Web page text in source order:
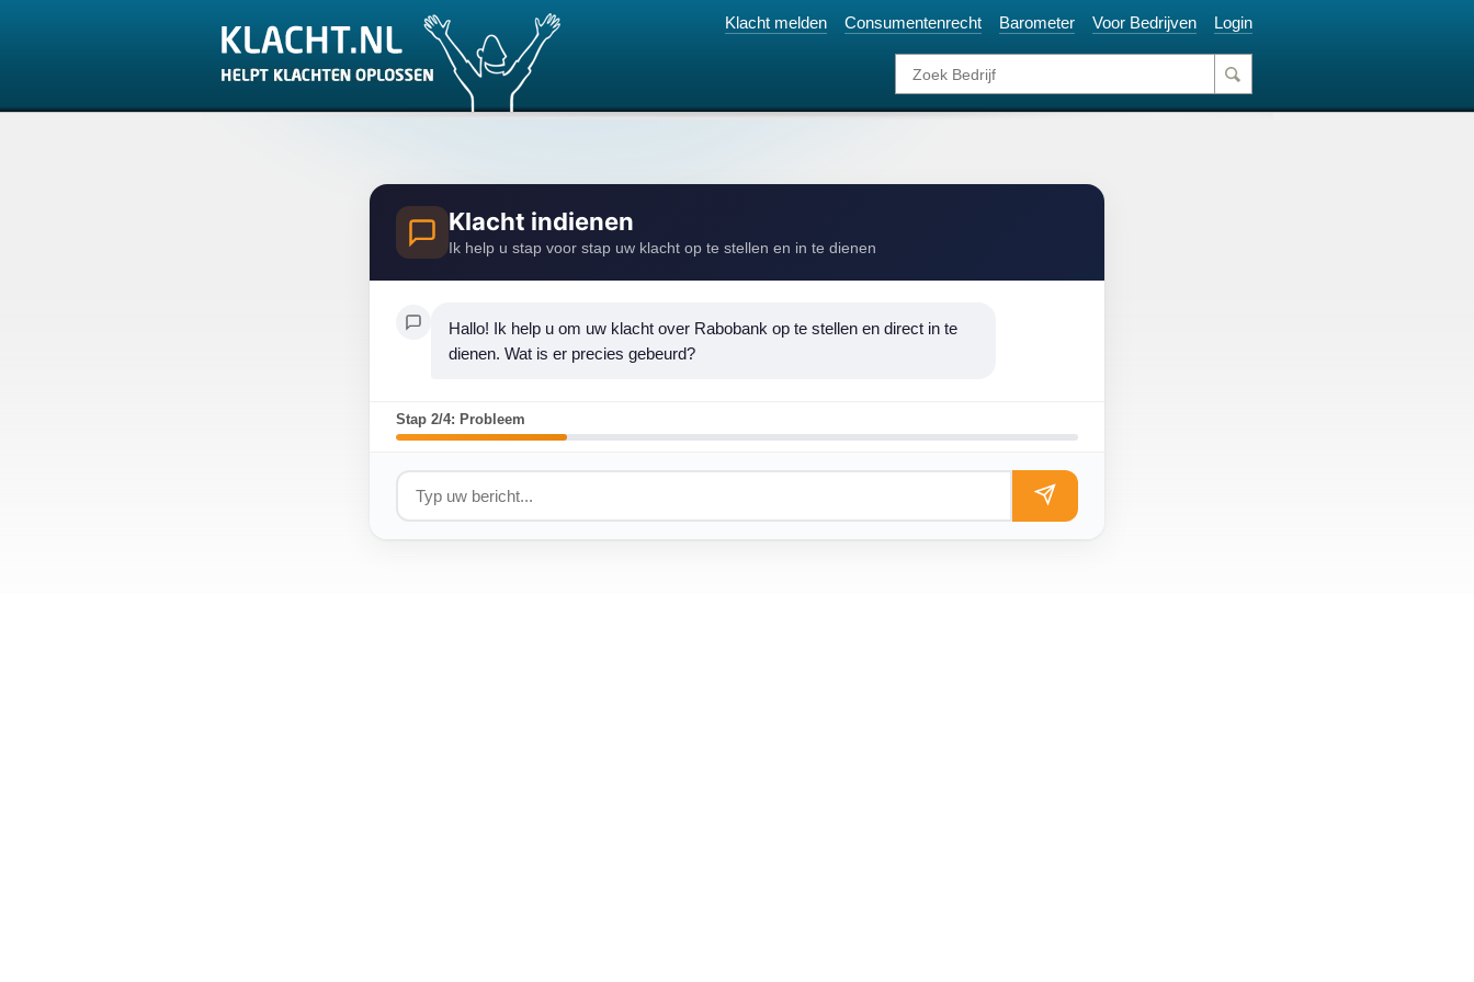
Klacht melden Consumentenrecht Barometer Voor Bedrijven Login
Klacht indienen
Ik help u stap voor stap uw klacht op te stellen en in te dienen
Hallo! Ik help u om uw klacht over Rabobank op te stellen en direct in te
dienen. Wat is er precies gebeurd?
Stap 2/4: Probleem